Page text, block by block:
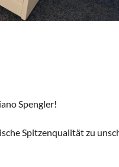
Spengler!
Spitzenqualität zu